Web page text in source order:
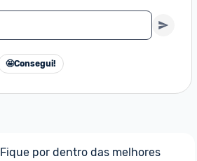
🤩Consegui!
Fique por dentro das melhores